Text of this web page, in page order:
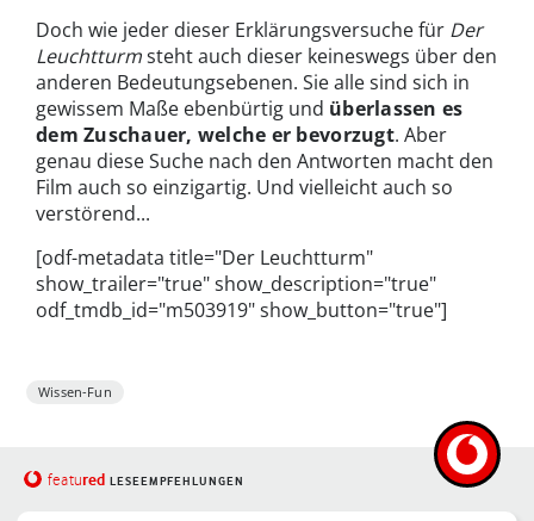
Doch wie jeder dieser Erklärungsversuche für Der
Leuchtturmsteht auch dieser keineswegs über den
anderen Bedeutungsebenen. Sie alle sind sich in
gewissem Maße ebenbürtig und überlassen es
dem Zuschauer, welche er bevorzugt. Aber
genau diese Suche nach den Antworten macht den
Film auch so einzigartig. Und vielleicht auch so
verstörend...
[odf-metadata title="Der Leuchtturm"
show_trailer="true" show_description="true"
odf_tmdb_id="m503919" show_button="true"]
Wissen-Fun
featured LESEEMPFEHLUNGEN